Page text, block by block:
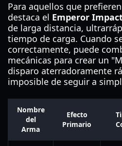
Para aquellos que
destaca el Emperor
de larga distancia,
tiempo de carga. Cuando
correctamente, puede
mecánicas para crear un
disparo aterradoramente
imposible de seguir a
Nombre
del
Arma
Efecto
Primario